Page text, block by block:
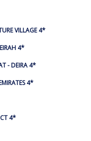
VILLAGE 4*
4*
- DEIRA 4*
4*
4*